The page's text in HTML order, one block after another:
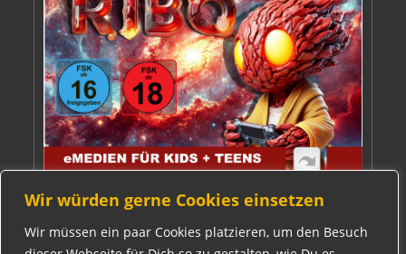
Wir würden gerne Cookies einsetzen
Wir müssen ein paar Cookies platzieren, um den Besuch
AGB